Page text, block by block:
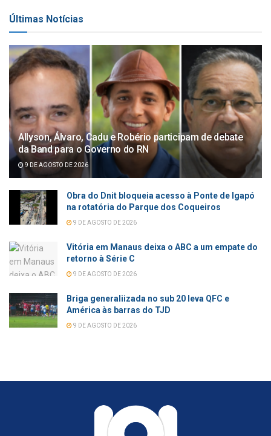
Últimas Notícias
Allyson, Álvaro, Cadu e Robério participam de debate
da Band para o Governo do RN
9 DE AGOSTO DE 2026
Obra do Dnit bloqueia acesso à Ponte de Igapó
na rotatória do Parque dos Coqueiros
9 DE AGOSTO DE 2026
Vitória em Manaus deixa o ABC a um empate do
retorno à Série C
9 DE AGOSTO DE 2026
Briga generaliizada no sub 20 leva QFC e
América às barras do TJD
9 DE AGOSTO DE 2026